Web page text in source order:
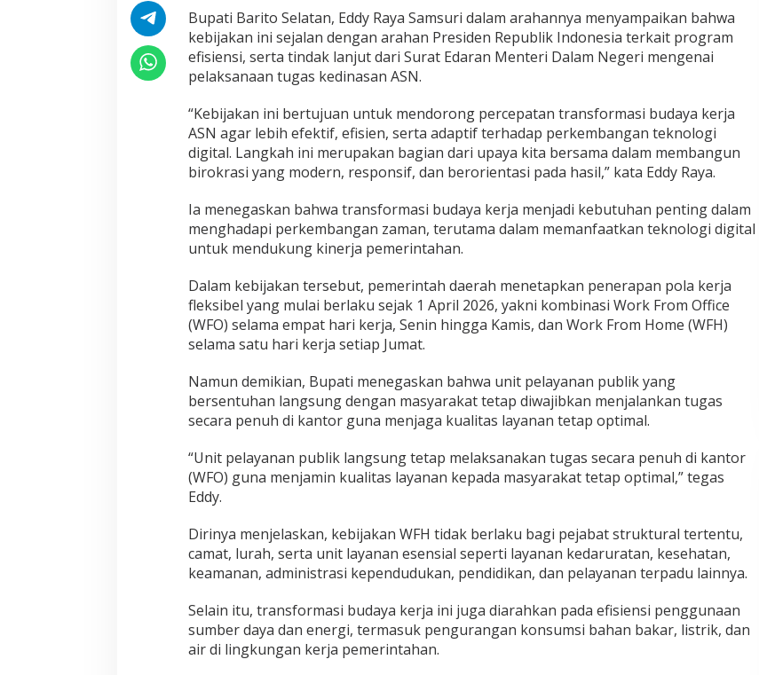
Bupati Barito Selatan, Eddy Raya Samsuri dalam arahannya menyampaikan bahwa
kebijakan ini sejalan dengan arahan Presiden Republik Indonesia terkait program
efisiensi, serta tindak lanjut dari Surat Edaran Menteri Dalam Negeri mengenai
pelaksanaan tugas kedinasan ASN.
“Kebijakan ini bertujuan untuk mendorong percepatan transformasi budaya kerja
ASN agar lebih efektif, efisien, serta adaptif terhadap perkembangan teknologi
digital. Langkah ini merupakan bagian dari upaya kita bersama dalam membangun
birokrasi yang modern, responsif, dan berorientasi pada hasil,” kata Eddy Raya.
Ia menegaskan bahwa transformasi budaya kerja menjadi kebutuhan penting dalam
menghadapi perkembangan zaman, terutama dalam memanfaatkan teknologi digital
untuk mendukung kinerja pemerintahan.
Dalam kebijakan tersebut, pemerintah daerah menetapkan penerapan pola kerja
fleksibel yang mulai berlaku sejak 1 April 2026, yakni kombinasi Work From Office
(WFO) selama empat hari kerja, Senin hingga Kamis, dan Work From Home (WFH)
selama satu hari kerja setiap Jumat.
Namun demikian, Bupati menegaskan bahwa unit pelayanan publik yang
bersentuhan langsung dengan masyarakat tetap diwajibkan menjalankan tugas
secara penuh di kantor guna menjaga kualitas layanan tetap optimal.
“Unit pelayanan publik langsung tetap melaksanakan tugas secara penuh di kantor
(WFO) guna menjamin kualitas layanan kepada masyarakat tetap optimal,” tegas
Eddy.
Dirinya menjelaskan, kebijakan WFH tidak berlaku bagi pejabat struktural tertentu,
camat, lurah, serta unit layanan esensial seperti layanan kedaruratan, kesehatan,
keamanan, administrasi kependudukan, pendidikan, dan pelayanan terpadu lainnya.
Selain itu, transformasi budaya kerja ini juga diarahkan pada efisiensi penggunaan
sumber daya dan energi, termasuk pengurangan konsumsi bahan bakar, listrik, dan
air di lingkungan kerja pemerintahan.